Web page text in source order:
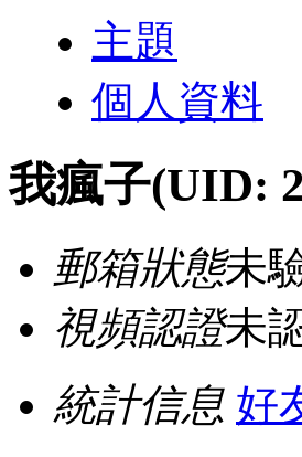
主題
個人資料
我瘋子(UID:
郵箱狀態未
視頻認證未
統計信息 好